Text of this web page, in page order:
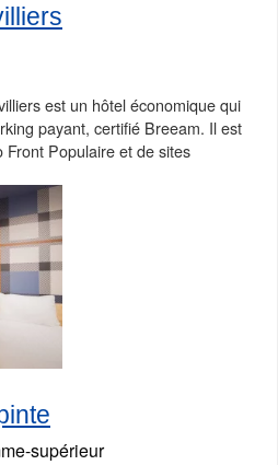
est un hôtel économique qui
payant, certifié Breeam. Il est
Populaire et de sites
supérieur